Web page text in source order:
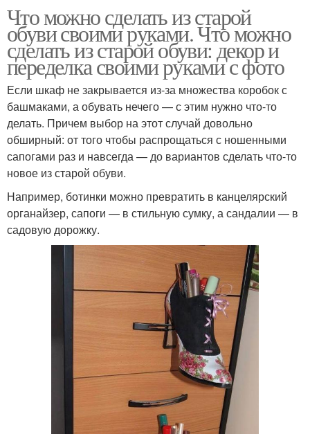
Что можно сделать из старой
обуви своими руками. Что можно
сделать из старой обуви: декор и
переделка своими руками с фото
Если шкаф не закрывается из-за множества коробок с
башмаками, а обувать нечего — с этим нужно что-то
делать. Причем выбор на этот случай довольно
обширный: от того чтобы распрощаться с ношенными
сапогами раз и навсегда — до вариантов сделать что-то
новое из старой обуви.
Например, ботинки можно превратить в канцелярский
органайзер, сапоги — в стильную сумку, а сандалии — в
садовую дорожку.